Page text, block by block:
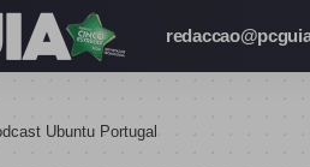
Ubuntu Portugal